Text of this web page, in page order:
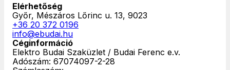
Elérhetőség
Győr, Mészáros Lőrinc u. 13, 9023
+36 20 372 0196
info@ebudai.hu
Céginformáció
Elektro Budai Szaküzlet / Budai Ferenc e.v.
Adószám: 67074097-2-28